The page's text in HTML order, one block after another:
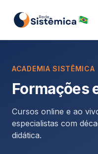
ACADEMIA SISTÊMICA
Formações
Cursos online e ao
especialistas com
didática.